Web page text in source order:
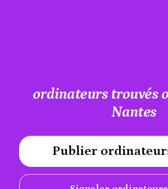
ordinateurs trouvés
Nantes
Publier